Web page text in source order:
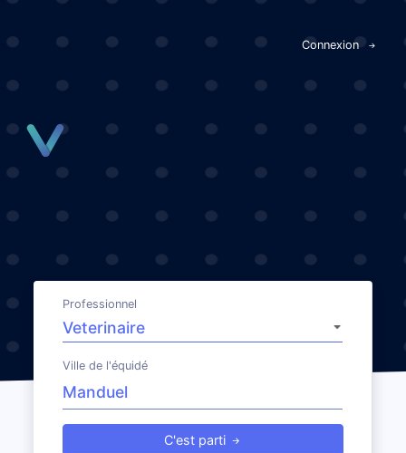
Connexion
Professionnel
Ville de l'équidé
C'est parti